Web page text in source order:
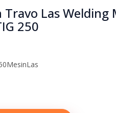
Las Welding
250